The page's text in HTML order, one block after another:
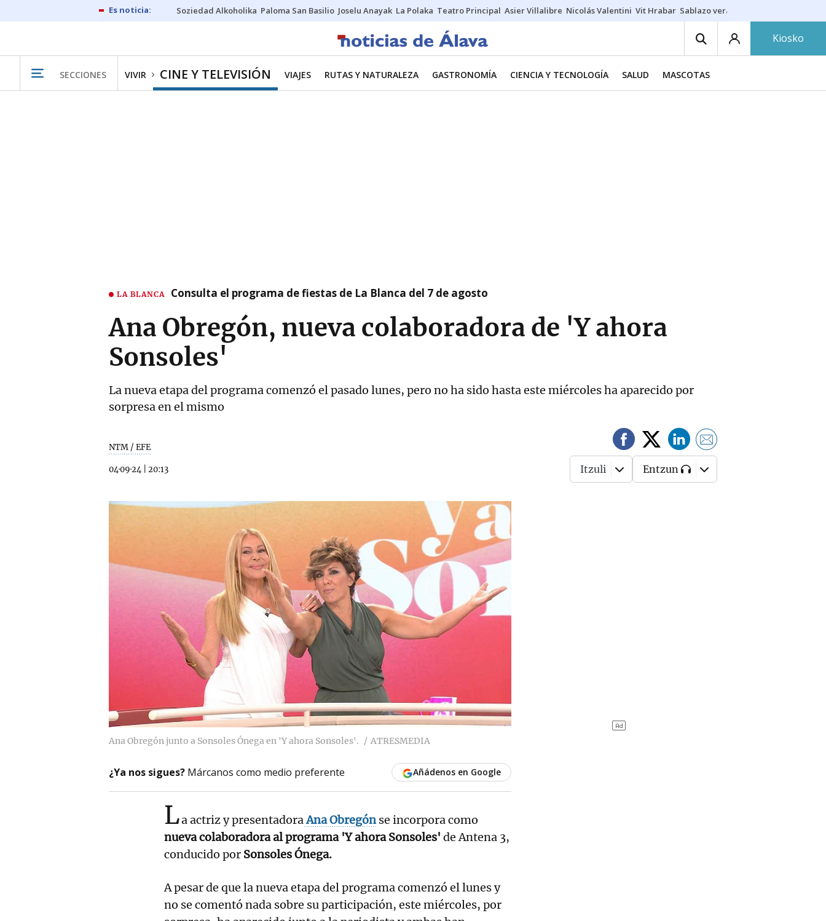
Soziedad Alkoholika Paloma San Basilio Joselu Anayak La Polaka Teatro Principal Asier Villalibre Nicolás Valentini Vit Hrabar Sablazo veraniego
Kiosko
SECCIONES VIVIR CINE Y TELEVISIÓN VIAJES RUTAS Y NATURALEZA GASTRONOMÍA CIENCIA Y TECNOLOGÍA SALUD MASCOTAS
LA BLANCA Consulta el programa de fiestas de La Blanca del 7 de agosto
Ana Obregón, nueva colaboradora de 'Y ahora
Sonsoles'
La nueva etapa del programa comenzó el pasado lunes, pero no ha sido hasta este miércoles ha aparecido por
sorpresa en el mismo
NTM / EFE
04·09·24 20:13 Itzuli Entzun
Ana Obregón junto a Sonsoles Ónega en 'Y ahora Sonsoles'. ATRESMEDIA
¿Ya nos sigues? Márcanos como medio preferente Añádenos en Google
La actriz y presentadoraAna Obregónse incorpora como
nueva colaboradora al programa 'Y ahora Sonsoles' de Antena 3,
conducido por Sonsoles Ónega.
A pesar de que la nueva etapa del programa comenzó el lunes y
no se comentó nada sobre su participación, este miércoles, por